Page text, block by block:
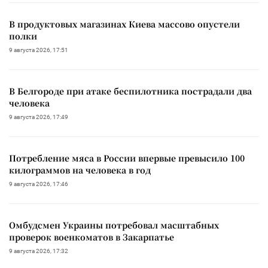
В продуктовых магазинах Киева массово опустели
полки
9 августа 2026, 17:51
В Белгороде при атаке беспилотника пострадали два
человека
9 августа 2026, 17:49
Потребление мяса в России впервые превысило 100
килограммов на человека в год
9 августа 2026, 17:46
Омбудсмен Украины потребовал масштабных
проверок военкоматов в Закарпатье
9 августа 2026, 17:32